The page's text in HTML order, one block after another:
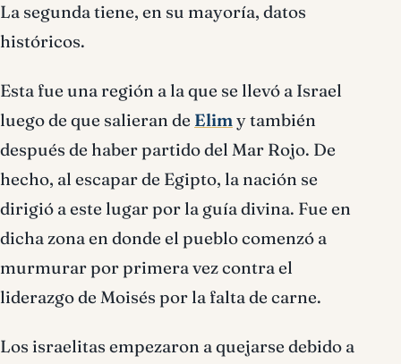
La segunda tiene, en su mayoría, datos
históricos.
Esta fue una región a la que se llevó a Israel
luego de que salieran de Elimy también
después de haber partido del Mar Rojo. De
hecho, al escapar de Egipto, la nación se
dirigió a este lugar por la guía divina. Fue en
dicha zona en donde el pueblo comenzó a
murmurar por primera vez contra el
liderazgo de Moisés por la falta de carne.
Los israelitas empezaron a quejarse debido a